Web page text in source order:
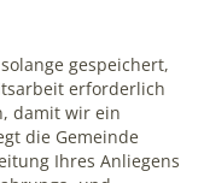
gespeichert,
erforderlich
damit wir ein
die Gemeinde
Ihres Anliegens